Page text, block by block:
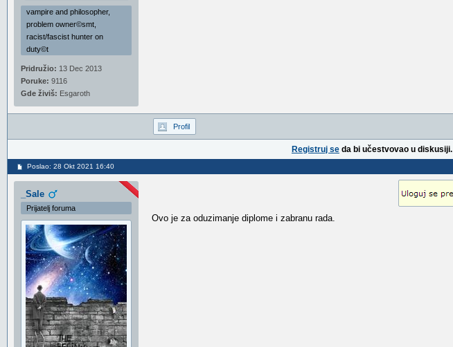
vampire and philosopher,
problem owner©smt,
racist/fascist hunter on
duty©t
Pridružio: 13 Dec 2013
Poruke: 9116
Gde živiš: Esgaroth
Profil
Registruj se da bi učestvovao u diskusiji.
Poslao: 28 Okt 2021 16:40
_Sale
Prijatelj foruma
Ovo je za oduzimanje diplome i zabranu rada.